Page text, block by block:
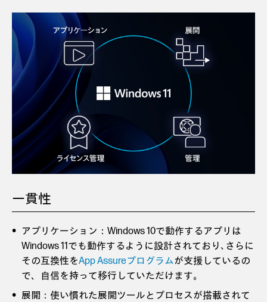
一貫性
アプリケーション：Windows 10で動作するアプリは
Windows 11でも動作するように設計されており､さらに
その互換性をApp Assureプログラムが支援しているの
で、自信を持って移行していただけます。
展開：使い慣れた展開ツールとプロセスが搭載されて